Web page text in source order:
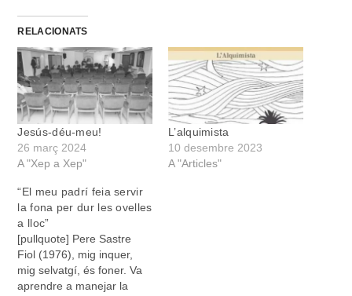
RELACIONATS
Jesús-déu-meu!
26 març 2024
A "Xep a Xep"
L’alquimista
10 desembre 2023
A "Articles"
“El meu padrí feia servir
la fona per dur les ovelles
a lloc”
[pullquote] Pere Sastre
Fiol (1976), mig inquer,
mig selvatgí, és foner. Va
aprendre a manejar la